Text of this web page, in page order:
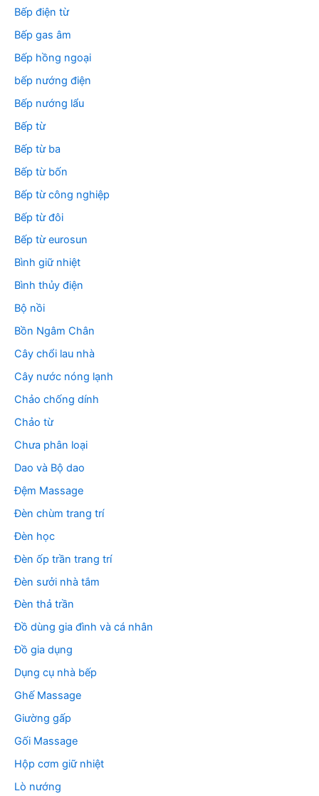
Bếp điện từ
Bếp gas âm
Bếp hồng ngoại
bếp nướng điện
Bếp nướng lẩu
Bếp từ
Bếp từ ba
Bếp từ bốn
Bếp từ công nghiệp
Bếp từ đôi
Bếp từ eurosun
Bình giữ nhiệt
Bình thủy điện
Bộ nồi
Bồn Ngâm Chân
Cây chổi lau nhà
Cây nước nóng lạnh
Chảo chống dính
Chảo từ
Chưa phân loại
Dao và Bộ dao
Đệm Massage
Đèn chùm trang trí
Đèn học
Đèn ốp trần trang trí
Đèn sưởi nhà tắm
Đèn thả trần
Đồ dùng gia đình và cá nhân
Đồ gia dụng
Dụng cụ nhà bếp
Ghế Massage
Giường gấp
Gối Massage
Hộp cơm giữ nhiệt
Lò nướng